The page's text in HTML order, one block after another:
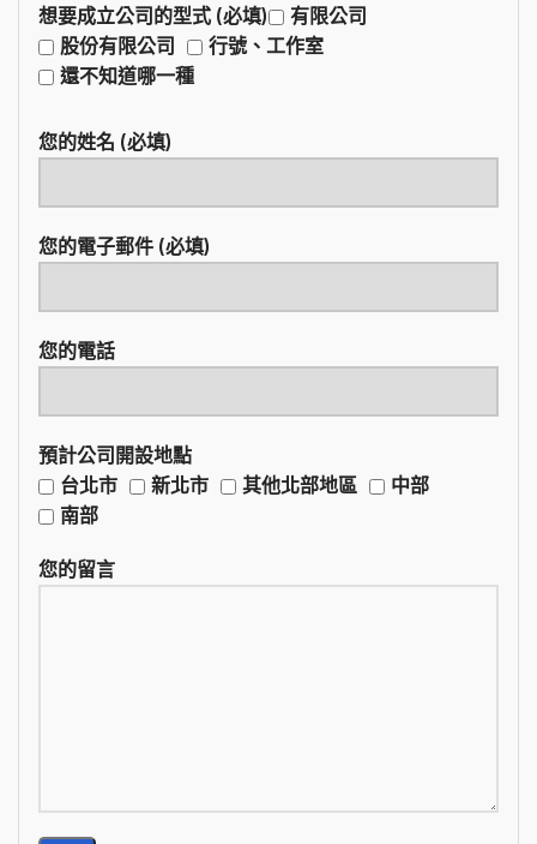
想要成立公司的型式 (必填)
有限公司
股份有限公司
行號、工作室
還不知道哪一種
您的姓名 (必填)
您的電子郵件 (必填)
您的電話
預計公司開設地點
台北市
新北市 其他北部地區
中部
南部
您的留言